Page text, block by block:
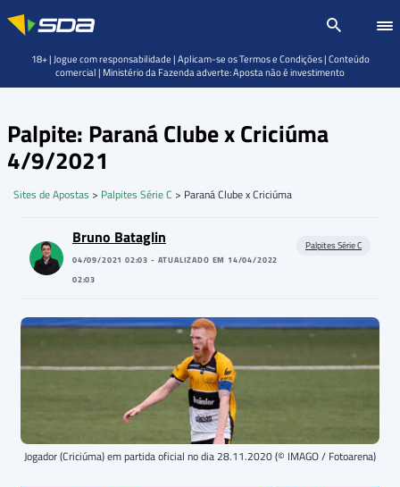
Palpite: Paraná Clube x Criciúma
4/9/2021
Sites de Apostas > Palpites Série C > Paraná Clube x Criciúma
Bruno Bataglin
04/09/2021 02:03 - ATUALIZADO EM 14/04/2022
02:03
Palpites Série C
Jogador (Criciúma) em partida oficial no dia 28.11.2020 (© IMAGO / Fotoarena)
18+ | Jogue com responsabilidade | Aplicam-se os Termos e Condições | Conteúdo
comercial | Ministério da Fazenda adverte: Aposta não é investimento